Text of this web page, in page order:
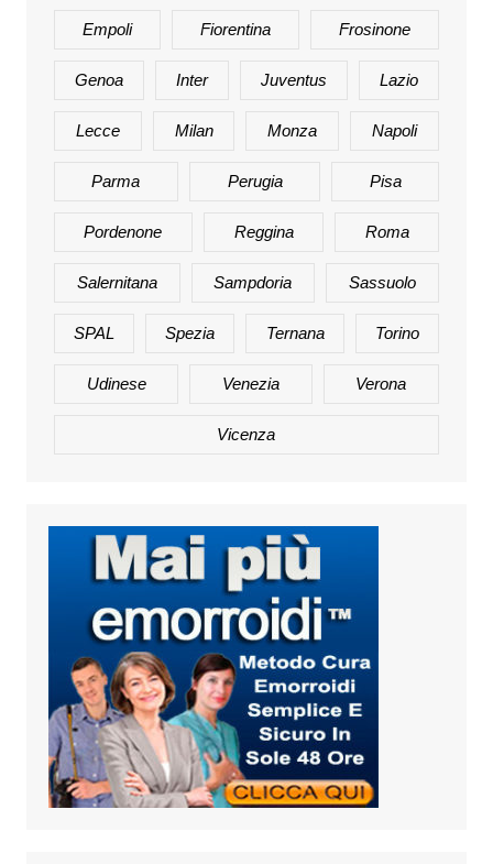
Empoli Fiorentina Frosinone
Genoa Inter Juventus Lazio
Lecce Milan Monza Napoli
Parma Perugia Pisa
Pordenone Reggina Roma
Salernitana Sampdoria Sassuolo
SPAL Spezia Ternana Torino
Udinese Venezia Verona
Vicenza